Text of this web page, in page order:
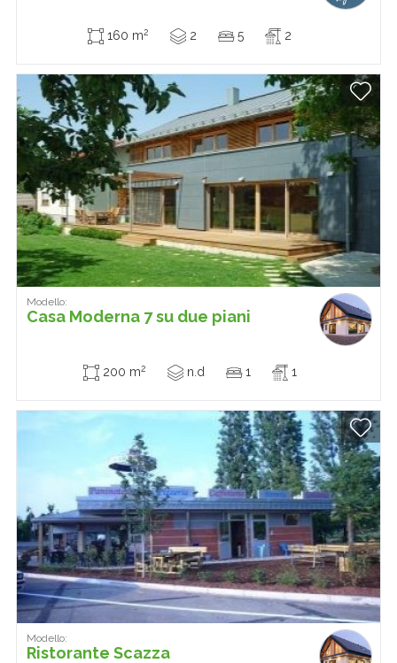
160 m2 2 5 2
Modello:
Casa Moderna 7 su due piani
200 m2 n.d 1 1
Modello:
Ristorante Scazza